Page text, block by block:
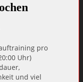
pro
Uhr)
und viel